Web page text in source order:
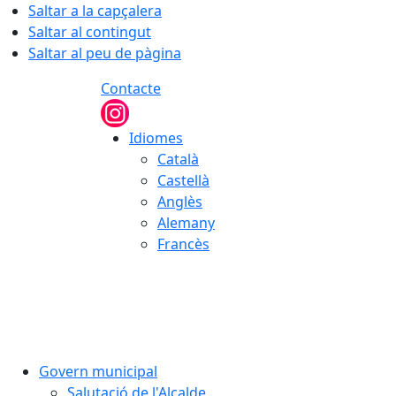
Saltar a la capçalera
Saltar al contingut
Saltar al peu de pàgina
Contacte
Idiomes
Català
Castellà
Anglès
Alemany
Francès
Govern municipal